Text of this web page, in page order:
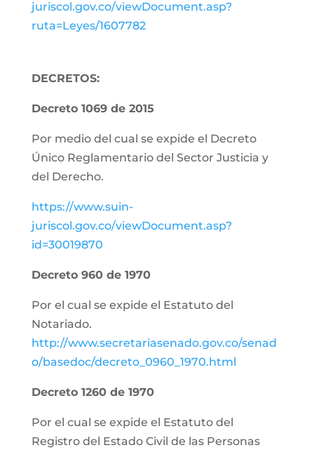
juriscol.gov.co/viewDocument.asp?
ruta=Leyes/1607782
DECRETOS:
Decreto 1069 de 2015
Por medio del cual se expide el Decreto
Único Reglamentario del Sector Justicia y
del Derecho.
https://www.suin-
juriscol.gov.co/viewDocument.asp?
id=30019870
Decreto 960 de 1970
Por el cual se expide el Estatuto del
Notariado.
http://www.secretariasenado.gov.co/senad
o/basedoc/decreto_0960_1970.html
Decreto 1260 de 1970
Por el cual se expide el Estatuto del
Registro del Estado Civil de las Personas